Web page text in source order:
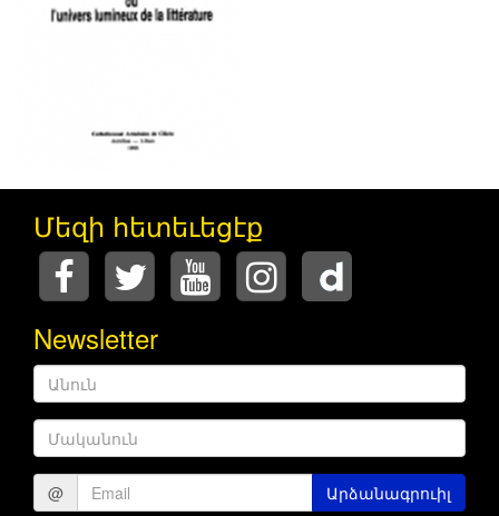
Մեզի հետեւեցէք
Newsletter
Անուն
Մականուն
@ Արձանագրուիլ